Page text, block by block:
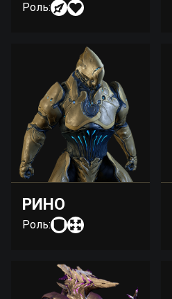
Роль:
РИНО
Роль: